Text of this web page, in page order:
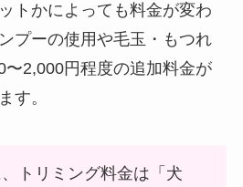
トかによっても料金が変わ
プーの使用や毛玉・もつれ
2,000円程度の追加料金が
す。
トリミング料金は「犬